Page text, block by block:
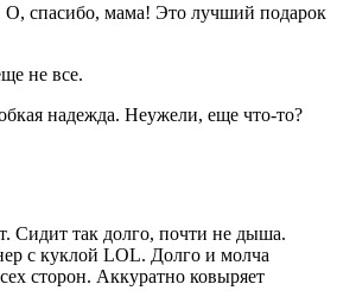
О, спасибо, мама! Это лучший подарок
не все.
надежда. Неужели, еще что-то?
Сидит так долго, почти не дыша.
с куклой LOL. Долго и молча
сторон. Аккуратно ковыряет